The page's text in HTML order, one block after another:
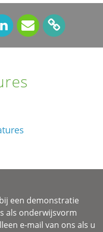
een demonstratie
als onderwijsvorm
e-mail van ons als u